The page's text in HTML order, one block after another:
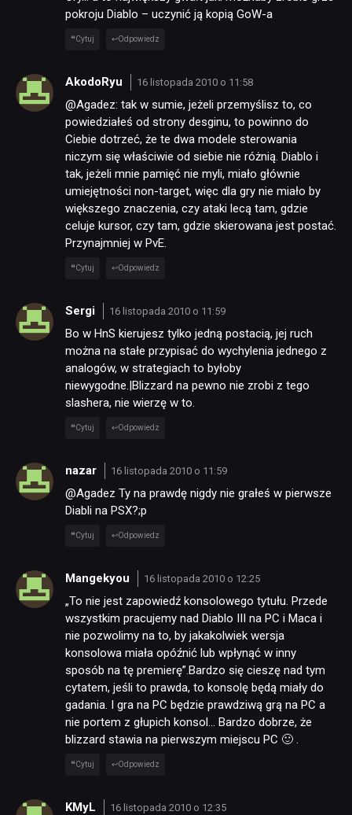
NEWSY
RECENZJE
PUBLICYSTYKA
KULTURA
RETRO
TECHNOLOGIE
DYSKUSJE
JUŻ GRALIŚMY
SKLEP
pokroju Diablo – uczynić ją kopią GoW-a
Cytuj Odpowiedz
AkodoRyu 16 listopada 2010 o 11:58
@Agadez: tak w sumie, jeżeli przemyślisz to, co
powiedziałeś od strony desginu, to powinno do
Ciebie dotrzeć, że te dwa modele sterowania
niczym się właściwie od siebie nie różnią. Diablo i
tak, jeżeli mnie pamięć nie myli, miało głównie
umiejętności non-target, więc dla gry nie miało by
większego znaczenia, czy ataki lecą tam, gdzie
celuje kursor, czy tam, gdzie skierowana jest postać.
Przynajmniej w PvE.
Cytuj Odpowiedz
Sergi 16 listopada 2010 o 11:59
Bo w HnS kierujesz tylko jedną postacią, jej ruch
można na stałe przypisać do wychylenia jednego z
analogów, w strategiach to byłoby
niewygodne.|Blizzard na pewno nie zrobi z tego
slashera, nie wierzę w to.
Cytuj Odpowiedz
nazar 16 listopada 2010 o 11:59
@Agadez Ty na prawdę nigdy nie grałeś w pierwsze
Diabli na PSX?;p
Cytuj Odpowiedz
Mangekyou 16 listopada 2010 o 12:25
„To nie jest zapowiedź konsolowego tytułu. Przede
wszystkim pracujemy nad Diablo III na PC i Maca i
nie pozwolimy na to, by jakakolwiek wersja
konsolowa miała opóźnić lub wpłynąć w inny
sposób na tę premierę”.Bardzo się cieszę nad tym
cytatem, jeśli to prawda, to konsolę będą miały do
gadania. I gra na PC będzie prawdziwą grą na PC a
nie portem z głupich konsol… Bardzo dobrze, że
blizzard stawia na pierwszym miejscu PC 🙂 .
Cytuj Odpowiedz
KMyL 16 listopada 2010 o 12:35